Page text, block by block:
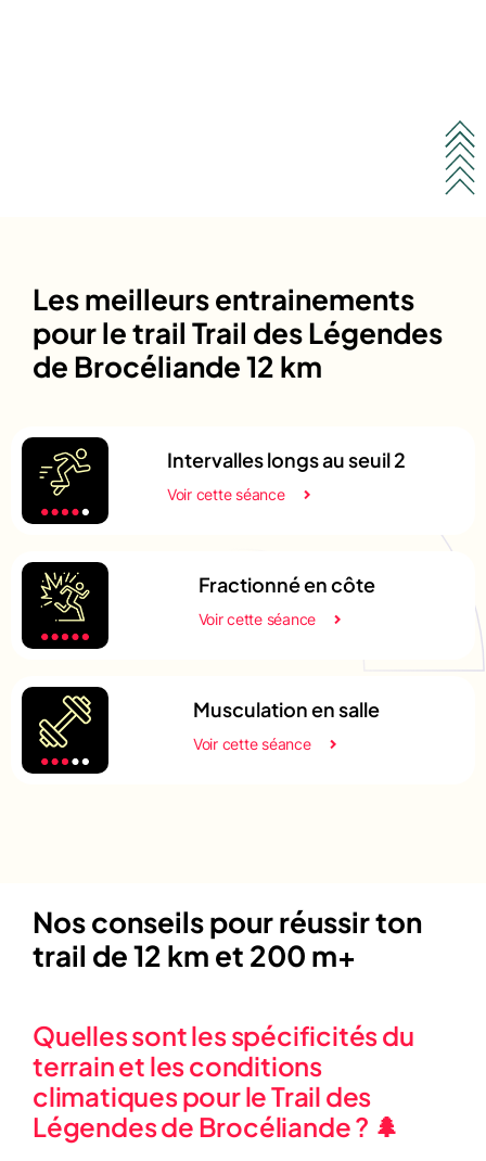
Les meilleurs entrainements
pour le trail Trail des Légendes
de Brocéliande 12 km
Intervalles longs au seuil 2
Voir cette séance
Fractionné en côte
Voir cette séance
Musculation en salle
Voir cette séance
Nos conseils pour réussir ton
trail de 12 km et 200 m+
Quelles sont les spécificités du
terrain et les conditions
climatiques pour le Trail des
Légendes de Brocéliande ? 🌲